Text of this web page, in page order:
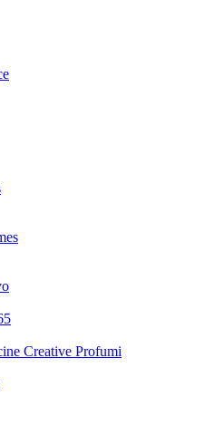
Creative Profumi